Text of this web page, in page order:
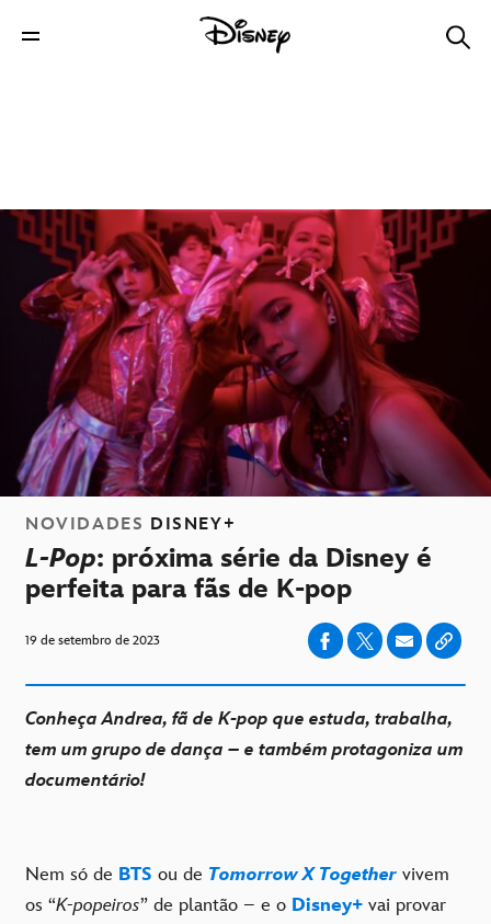
NOVIDADES DISNEY+
L-Pop: próxima série da Disney é
perfeita para fãs de K-pop
19 de setembro de 2023
Conheça Andrea, fã de K-pop que estuda, trabalha,
tem um grupo de dança – e também protagoniza um
documentário!
Nem só de BTS ou de Tomorrow X Together vivem
os “K-popeiros” de plantão – e o Disney+ vai provar